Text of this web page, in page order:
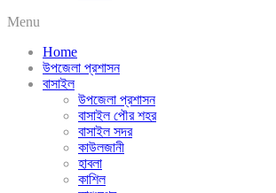
Menu
Home
উপজেলা প্রশাসন
বাসাইল
উপজেলা প্রশাসন
বাসাইল পৌর শহর
বাসাইল সদর
কাউলজানী
হাবলা
কাশিল